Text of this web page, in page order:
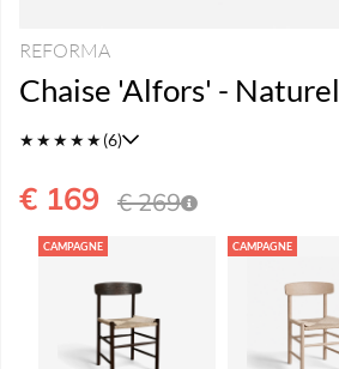
REFORMA
Chaise 'Alfors' - Naturel
★★★★★(6)
€ 269
€ 169
CAMPAGNE CAMPAGNE